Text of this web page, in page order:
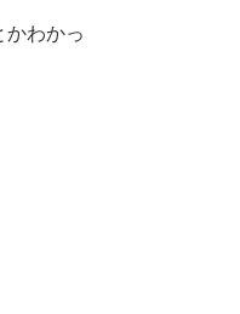
かわかっ